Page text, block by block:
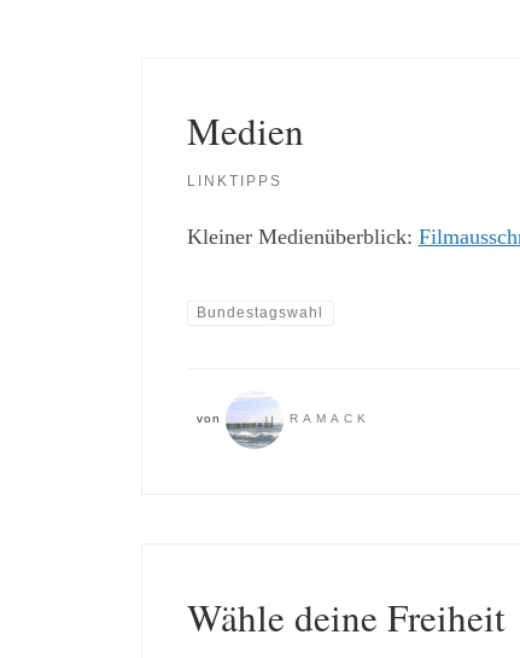
Medien
LINKTIPPS
Kleiner Medienüberblick:
Bundestagswahl
von RAMACK
Wähle deine Freiheit